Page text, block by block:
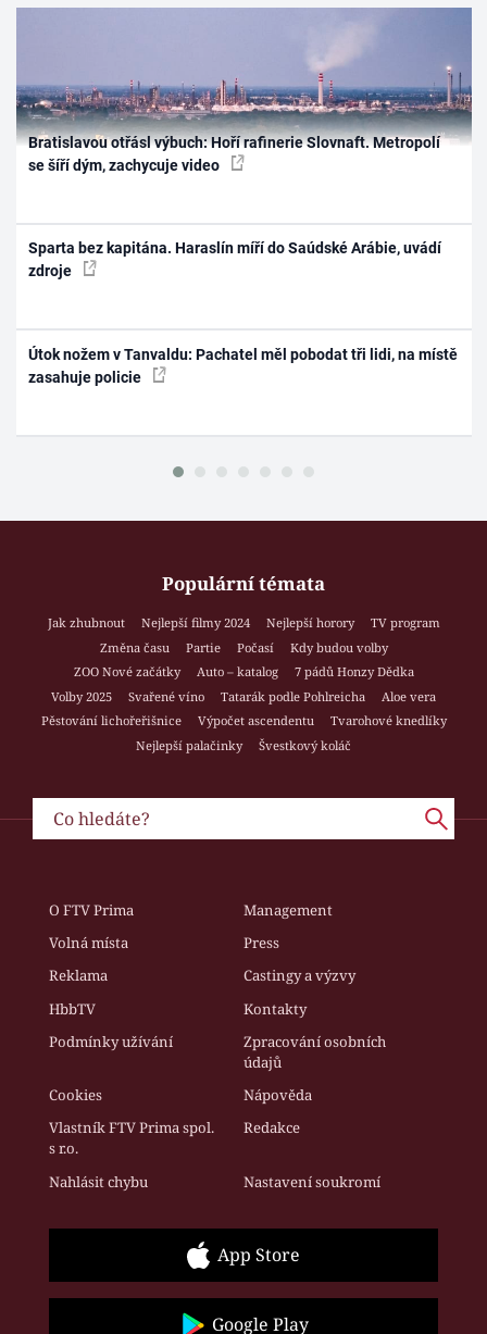
Bratislavou otřásl výbuch: Hoří rafinerie Slovnaft. Metropolí
se šíří dým, zachycuje video
Sparta bez kapitána. Haraslín míří do Saúdské Arábie, uvádí
zdroje
Útok nožem v Tanvaldu: Pachatel měl pobodat tři lidi, na místě
zasahuje policie
Populární témata
Jak zhubnout Nejlepší filmy 2024 Nejlepší horory
TV program
Změna času
Partie Počasí
Kdy budou volby
ZOO Nové začátky
Auto – katalog
7 pádů Honzy Dědka
Volby 2025
Svařené víno Tatarák podle Pohlreicha
Aloe vera
Pěstování lichořeřišnice
Výpočet ascendentu
Tvarohové knedlíky
Nejlepší palačinky
Švestkový koláč
O FTV Prima
Management
Volná místa
Press
Reklama
Castingy a výzvy
HbbTV
Kontakty
Podmínky užívání
Zpracování osobních
údajů
Cookies
Nápověda
Vlastník FTV Prima spol.
s r.o.
Redakce
Nahlásit chybu Nastavení soukromí
App Store
Google Play